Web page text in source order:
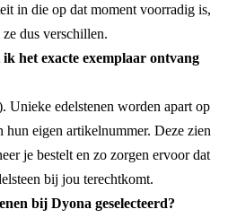
in die op dat moment voorradig is,
dus verschillen.
het exacte exemplaar ontvang
Unieke edelstenen worden apart op
hun eigen artikelnummer. Deze zien
je bestelt en zo zorgen ervoor dat
bij jou terechtkomt.
bij Dyona geselecteerd?